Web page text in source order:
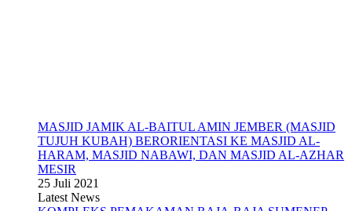
MASJID JAMIK AL-BAITUL AMIN JEMBER (MASJID
TUJUH KUBAH) BERORIENTASI KE MASJID AL-
HARAM, MASJID NABAWI, DAN MASJID AL-AZHAR
MESIR
25 Juli 2021
Latest News